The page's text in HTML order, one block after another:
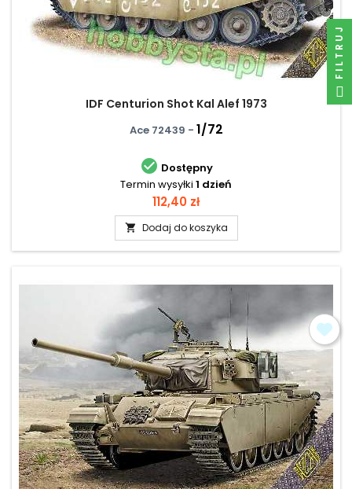
IDF Centurion Shot Kal Alef 1973
Ace 72439 - 1/72
 Dostępny
Termin wysyłki 1 dzień
Cena
112,40 zł
 Dodaj do koszyka
FILTRUJ